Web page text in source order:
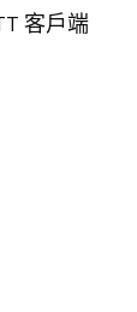
客戶端